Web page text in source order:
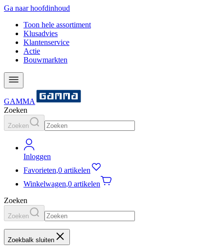
Ga naar hoofdinhoud
Toon hele assortiment
Klusadvies
Klantenservice
Actie
Bouwmarkten
GAMMA
Zoeken
Zoeken
Inloggen
Favorieten,0 artikelen
Winkelwagen,0 artikelen
Zoeken
Zoeken
Zoekbalk sluiten